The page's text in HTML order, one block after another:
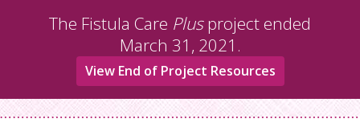
The Fistula Care Plusproject ended
March 31, 2021.
View End of Project Resources